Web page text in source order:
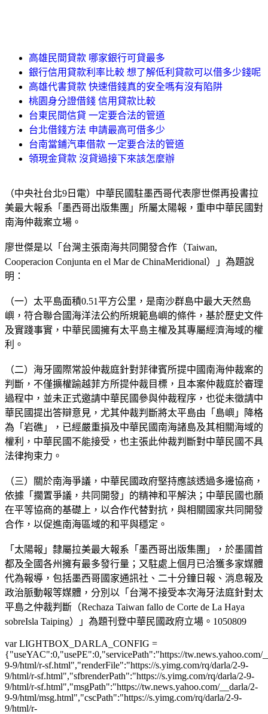
高雄民間貸款 哪家銀行可貸最多
銀行信用貸款利率比較 想了解低利貸款可以借多少錢呢
高雄代書貸款 快速借錢真的安全嗎有沒有陷阱
桃園身分證借錢 信用貸款比較
台東民間信貸 一定要合法的管道
台北借錢方法 申請最高可借多少
台南當鋪汽車借款 一定要合法的管道
領現金貸款 沒貸過接下來該怎麼辦
（中央社台北9日電）中華民國駐墨西哥代表廖世傑再投書拉
美最大報系「墨西哥出版集團」所屬太陽報，重申中華民國對
南海仲裁案立場。
廖世傑是以「台灣主張南海共同開發合作（Taiwan,
Cooperacion Conjunta en el Mar de ChinaMeridional）」為題說
明：
（一）太平島面積0.51平方公里，是南沙群島中最大天然島
嶼，符合聯合國海洋法公約所規範島嶼的條件，基於歷史文件
及實踐事實，中華民國擁有太平島主權及其專屬經濟海域的權
利。
（二）海牙國際常設仲裁庭針對菲律賓所提中國南海仲裁案的
判斷，不僅擴權踰越菲方所提仲裁目標，且本案仲裁庭於審理
過程中，並未正式邀請中華民國參與仲裁程序，也從未徵請中
華民國提出答辯意見，尤其仲裁判斷將太平島由「島嶼」降格
為「岩礁」，已經嚴重損及中華民國南海諸島及其相關海域的
權利，中華民國不能接受，也主張此仲裁判斷對中華民國不具
法律拘束力。
（三）關於南海爭議，中華民國政府堅持應該透過多邊協商，
依據「擱置爭議，共同開發」的精神和平解決；中華民國也願
在平等協商的基礎上，以合作代替對抗，與相關國家共同開發
合作，以促進南海區域的和平與穩定。
「太陽報」隸屬拉美最大報系「墨西哥出版集團」，於墨國首
都及全國各州擁有最多發行量；又駐處上個月已洽獲多家媒體
代為報導，包括墨西哥國家通訊社、二十分鐘日報、消息報及
政治脈動報等媒體，分別以「台灣不接受本次海牙法庭針對太
平島之仲裁判斷（Rechaza Taiwan fallo de Corte de La Haya
sobreIsla Taiping）」為題刊登中華民國政府立場。1050809
var LIGHTBOX_DARLA_CONFIG =
{"useYAC":0,"usePE":0,"servicePath":"https://
9-9/html/r-sf.html","renderFile":"https://s.yimg.com/rq/darla/2-9-
9/html/r-sf.html","sfbrenderPath":"https://s.yimg.com/rq/darla/2-9-
9/html/r-sf.html","msgPath":"https://tw.news.yahoo.com/__darla/2-
9-9/html/msg.html","cscPath":"https://s.yimg.com/rq/darla/2-9-
9/html/r-